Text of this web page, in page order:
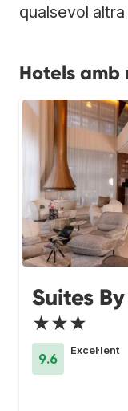
qualsevol
Hotels amb
Suites
★★★
9.6
Excel·lent